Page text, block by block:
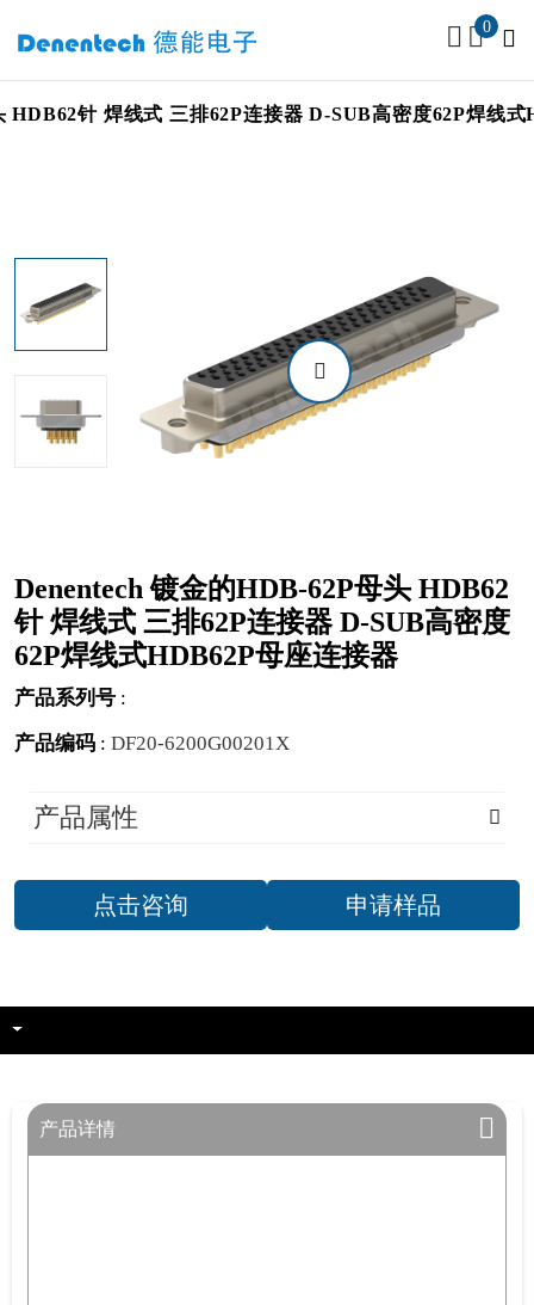
0
焊线式 三排62P连接器 D-SUB高密度62P焊线式
Denentech 镀金的HDB-62P母头 HDB62
针 焊线式 三排62P连接器 D-SUB高密度
62P焊线式HDB62P母座连接器
产品系列号 :
产品编码 : DF20-6200G00201X
产品属性
点击咨询 申请样品
产品详情